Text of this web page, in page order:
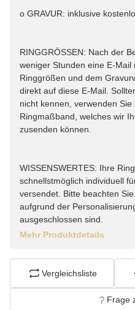
o GRAVUR: inklusive
RINGGRÖSSEN: Nach der
weniger Stunden eine E-
Ringgrößen und dem
direkt auf diese E-Mail.
nicht kennen, verwenden
Ringmaßband, welches wir
zusenden können.
WISSENSWERTES: Ihre
schnellstmöglich individuell
versendet. Bitte beachten
aufgrund der
ausgeschlossen sind.
Mehr Produktdetails
Vergleichsliste
Frage